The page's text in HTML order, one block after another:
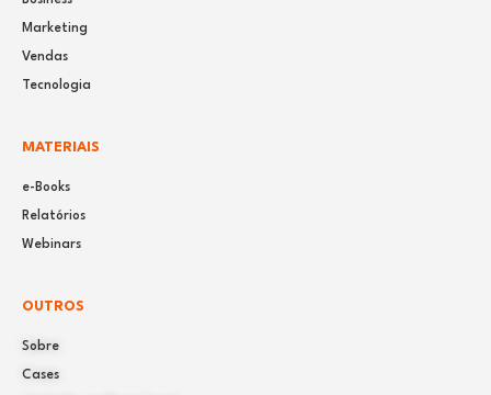
Marketing
Vendas
Tecnologia
MATERIAIS
e-Books
Relatórios
Webinars
OUTROS
Sobre
Cases